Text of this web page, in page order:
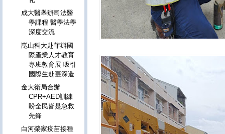
成大醫舉辦司法醫
學課程 醫學法學
深度交流
崑山科大赴菲辦國
際產業人才教育
專班教育展 吸引
國際生赴臺深造
金大衛局合辦
CPR+AED訓練
盼全民皆是急救
先鋒
白河榮家疫苗接種